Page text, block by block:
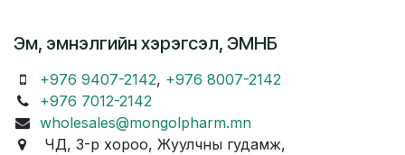
Эм, эмнэлгийн хэрэгсэл, ЭМНБ
+976 9407-2142, +976 8007-2142
+976 7012-2142
wholesales@mongolpharm.mn
ЧД, 3-р хороо, Жуулчны гудамж,